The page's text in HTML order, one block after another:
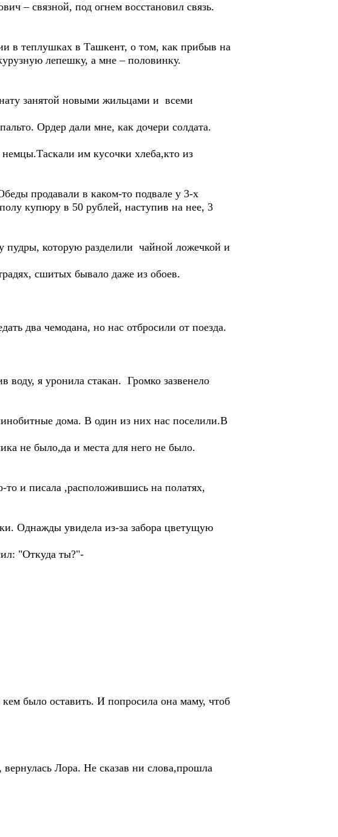
– связной, под огнем восстановил связь.
в теплушках в Ташкент, о том, как прибыв на
лепешку, а мне – половинку.
занятой новыми жильцами и всеми
Ордер дали мне, как дочери солдата.
им кусочки хлеба,кто из
продавали в каком-то подвале у 3-х
купюру в 50 рублей, наступив на нее, 3
пудры, которую разделили чайной ложечкой и
сшитых бывало даже из обоев.
два чемодана, но нас отбросили от поезда.
я уронила стакан. Громко зазвенело
дома. В один из них нас поселили.В
не было,да и места для него не было.
то и писала ,расположившись на полатях,
Однажды увидела из-за забора цветущую
"Откуда ты?"-
было оставить. И попросила она маму, чтоб
вернулась Лора. Не сказав ни слова,прошла